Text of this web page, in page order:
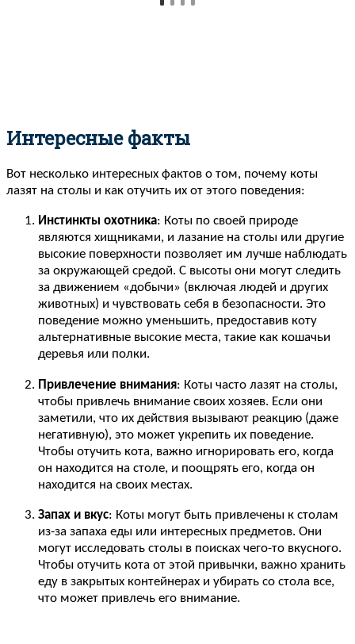
Интересные факты
Вот несколько интересных фактов о том, почему коты
лазят на столы и как отучить их от этого поведения:
Инстинкты охотника: Коты по своей природе
являются хищниками, и лазание на столы или другие
высокие поверхности позволяет им лучше наблюдать
за окружающей средой. С высоты они могут следить
за движением «добычи» (включая людей и других
животных) и чувствовать себя в безопасности. Это
поведение можно уменьшить, предоставив коту
альтернативные высокие места, такие как кошачьи
деревья или полки.
Привлечение внимания: Коты часто лазят на столы,
чтобы привлечь внимание своих хозяев. Если они
заметили, что их действия вызывают реакцию (даже
негативную), это может укрепить их поведение.
Чтобы отучить кота, важно игнорировать его, когда
он находится на столе, и поощрять его, когда он
находится на своих местах.
Запах и вкус: Коты могут быть привлечены к столам
из-за запаха еды или интересных предметов. Они
могут исследовать столы в поисках чего-то вкусного.
Чтобы отучить кота от этой привычки, важно хранить
еду в закрытых контейнерах и убирать со стола все,
что может привлечь его внимание.